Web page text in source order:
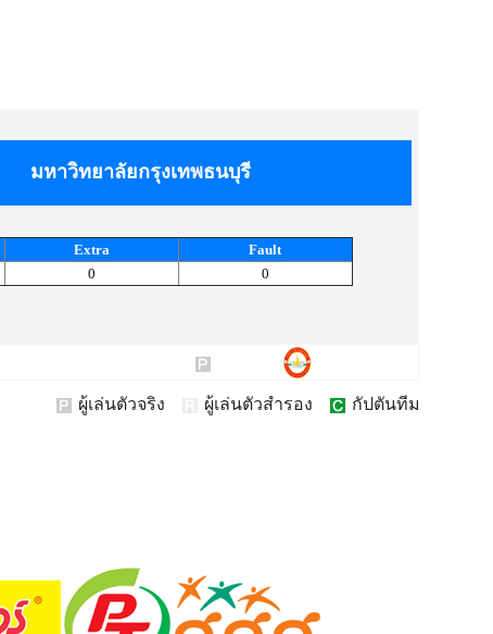
มหาวิทยาลัยกรุงเทพธนบุรี
Extra
Fault
0 0
ผู้เล่นตัวจริง ผู้เล่นตัวสำรอง กัปตันทีม